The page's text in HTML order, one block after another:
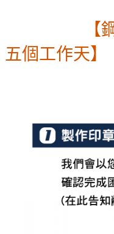
【鋼
五個工作天】